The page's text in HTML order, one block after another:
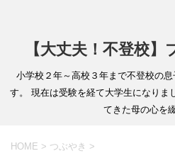
【大丈夫！不登校
小学校２年～高校３年まで不登校の
す。 現在は受験を経て大学生になりま
てきた母の心を
HOME > つぶやき >